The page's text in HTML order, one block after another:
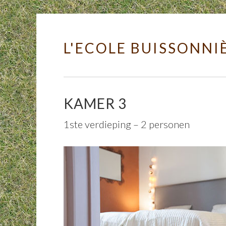
Skip to content
L'ECOLE
KAMER 3
1ste verdieping – 2 personen